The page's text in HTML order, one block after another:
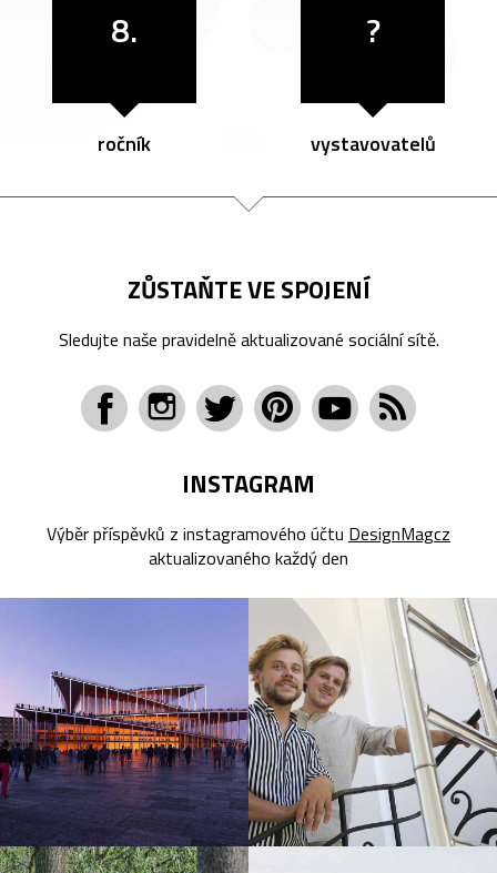
8.
ročník
?
vystavovatelů
ZŮSTAŇTE VE SPOJENÍ
Sledujte naše pravidelně aktualizované sociální sítě.
INSTAGRAM
Výběr příspěvků z instagramového účtu DesignMagcz
aktualizovaného každý den